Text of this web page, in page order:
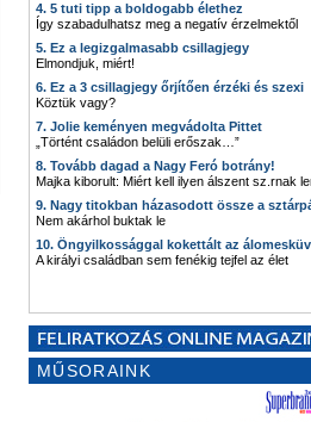
4. 5 tuti tipp a boldogabb élethez
Így szabadulhatsz meg a negatív érzelmektől
5. Ez a legizgalmasabb csillagjegy
Elmondjuk, miért!
6. Ez a 3 csillagjegy őrjítően érzéki és szexi
Köztük vagy?
7. Jolie keményen megvádolta Pittet
„Történt családon belüli erőszak…”
8. Tovább dagad a Nagy Feró botrány!
Majka kiborult: Miért kell ilyen álszent sz.rnak
9. Nagy titokban házasodott össze a
Nem akárhol buktak le
10. Öngyilkossággal kokettált az
A királyi családban sem fenékig tejfel az élet
MŰSORAINK